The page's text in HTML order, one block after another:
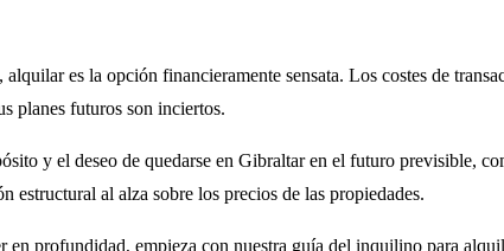
es la opción financieramente sensata. Los costes de
planes futuros son inciertos.
y el deseo de quedarse en Gibraltar en el futuro previsible,
estructural al alza sobre los precios de las propiedades.
en profundidad, empieza con nuestra guía del inquilino para